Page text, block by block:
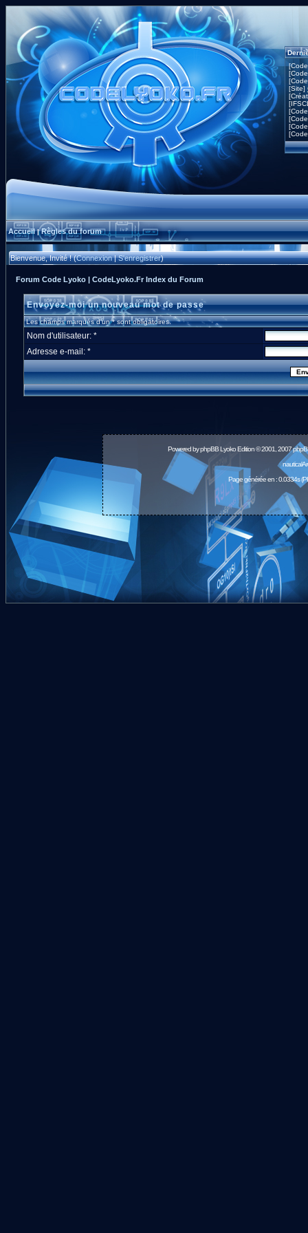
[Site]
Accueil|Règles du forum
Bienvenue, Invité ! (Connexion|S'enregistrer)
Forum Code Lyoko | CodeLyoko.Fr Index du Forum
Envoyez-moi un nouveau mot de passe
Les champs marqués d'un * sont obligatoires.
Nom d'utilisateur: *
Adresse e-mail: *
Powered byphpBBLyoko Edition © 2001, 2007
Page générée en : 0.0334s